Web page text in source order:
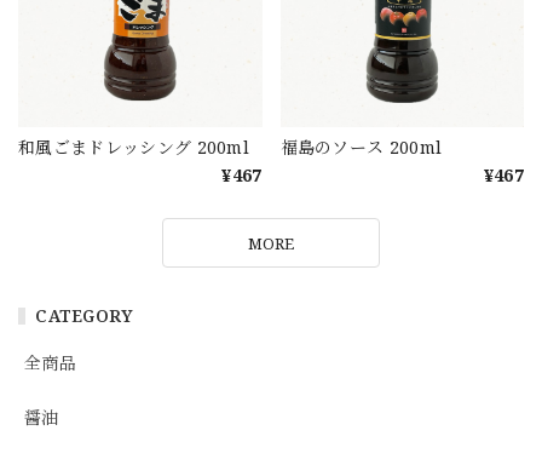
CATEGORY
全商品
醤油
和風ごまドレッシング 200ml
¥467
福島のソース 200ml
¥467
MORE